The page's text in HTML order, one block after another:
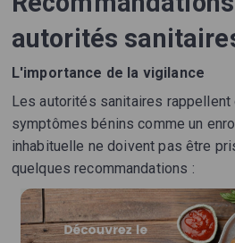
autorités
L'importance de la vigilance
Les autorités sanitaires rappellent
symptômes bénins comme un
inhabituelle ne doivent pas être
quelques recommandations :